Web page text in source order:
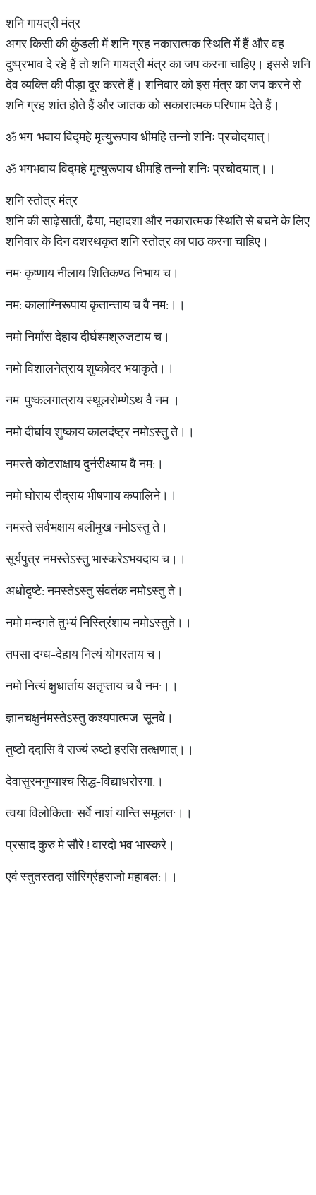
शनि गायत्री मंत्र
अगर किसी की कुंडली में शनि ग्रह नकारात्मक स्थिति में हैं और वह
दुष्प्रभाव दे रहे हैं तो शनि गायत्री मंत्र का जप करना चाहिए। इससे शनि
देव व्यक्ति की पीड़ा दूर करते हैं। शनिवार को इस मंत्र का जप करने से
शनि ग्रह शांत होते हैं और जातक को सकारात्मक परिणाम देते हैं।
ॐ भग-भवाय विद्महे मृत्युरूपाय धीमहि तन्नो शनिः प्रचोदयात्।
ॐ भगभवाय विद्महे मृत्युरूपाय धीमहि तन्नो शनिः प्रचोदयात्।।
​शनि स्तोत्र मंत्र
शनि की साढ़ेसाती, ढैया, महादशा और नकारात्मक स्थिति से बचने के लिए
शनिवार के दिन दशरथकृत शनि स्तोत्र का पाठ करना चाहिए।
नम: कृष्णाय नीलाय शितिकण्ठ निभाय च।
नम: कालाग्निरूपाय कृतान्ताय च वै नम:।।
नमो निर्मांस देहाय दीर्घश्मश्रुजटाय च।
नमो विशालनेत्राय शुष्कोदर भयाकृते।।
नम: पुष्कलगात्राय स्थूलरोम्णेऽथ वै नम:।
नमो दीर्घाय शुष्काय कालदंष्ट्र नमोऽस्तु ते।।
नमस्ते कोटराक्षाय दुर्नरीक्ष्याय वै नम:।
नमो घोराय रौद्राय भीषणाय कपालिने।।
नमस्ते सर्वभक्षाय बलीमुख नमोऽस्तु ते।
सूर्यपुत्र नमस्तेऽस्तु भास्करेऽभयदाय च।।
अधोदृष्टे: नमस्तेऽस्तु संवर्तक नमोऽस्तु ते।
नमो मन्दगते तुभ्यं निस्त्रिंशाय नमोऽस्तुते।।
तपसा दग्ध-देहाय नित्यं योगरताय च।
नमो नित्यं क्षुधार्ताय अतृप्ताय च वै नम:।।
ज्ञानचक्षुर्नमस्तेऽस्तु कश्यपात्मज-सूनवे।
तुष्टो ददासि वै राज्यं रुष्टो हरसि तत्क्षणात्।।
देवासुरमनुष्याश्च सिद्ध-विद्याधरोरगा:।
त्वया विलोकिता: सर्वे नाशं यान्ति समूलत:।।
प्रसाद कुरु मे सौरे ! वारदो भव भास्करे।
एवं स्तुतस्तदा सौरिर्ग्रहराजो महाबल:।।